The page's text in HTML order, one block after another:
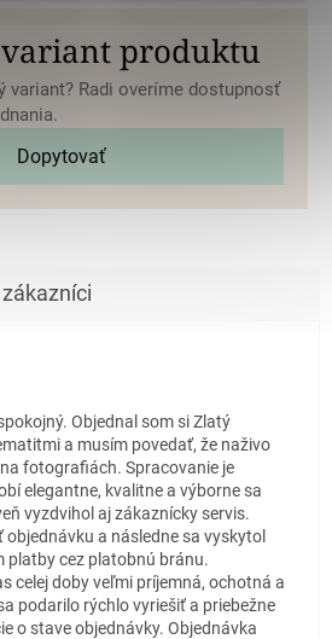
produktu
variant? Radi overíme dostupnosť
Dopytovať
z 5 hviezdičiek.
Objednal som si Zlatý
a musím povedať, že naživo
fotografiách. Spracovanie je
elegantne, kvalitne a výborne sa
vyzdvihol aj zákaznícky servis.
a následne sa vyskytol
platby cez platobnú bránu.
celej doby veľmi príjemná, ochotná a
podarilo rýchlo vyriešiť a priebežne
o stave objednávky. Objednávka